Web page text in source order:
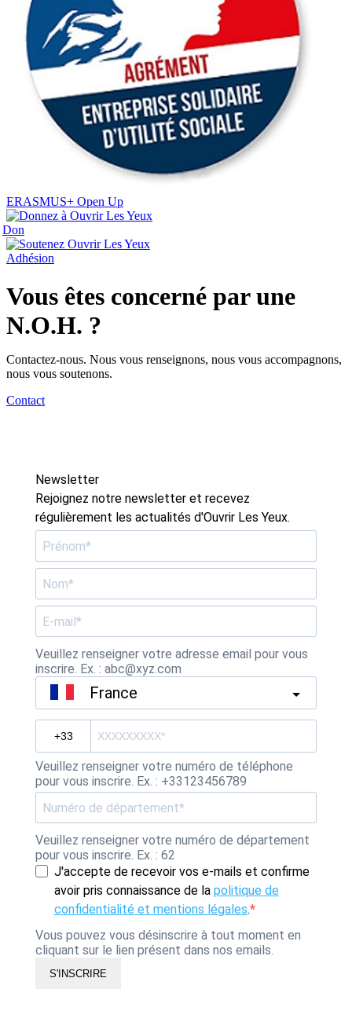
ERASMUS+ Open Up
Don
Adhésion
Vous êtes concerné par une
N.O.H. ?
Contactez-nous. Nous vous renseignons, nous vous accompagnons,
nous vous soutenons.
Contact
Newsletter
Rejoignez notre newsletter et recevez
régulièrement les actualités d'Ouvrir Les Yeux.
Veuillez renseigner votre adresse email pour vous
inscrire. Ex. : abc@xyz.com
France
Veuillez renseigner votre numéro de téléphone
pour vous inscrire. Ex. : +33123456789
Veuillez renseigner votre numéro de département
pour vous inscrire. Ex. : 62
J'accepte de recevoir vos e-mails et confirme
avoir pris connaissance de la politique de
confidentialité et mentions légales.
Vous pouvez vous désinscrire à tout moment en
cliquant sur le lien présent dans nos emails.
S'INSCRIRE